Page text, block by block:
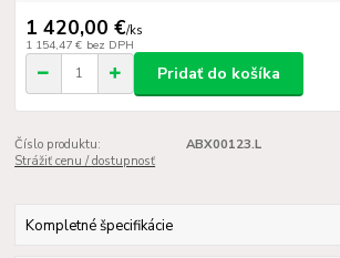
1 420,00 €/ks
1 154,47 € bez DPH
Pridať do košíka
Číslo produktu:
ABX00123.L
Strážiť cenu / dostupnosť
Kompletné špecifikácie